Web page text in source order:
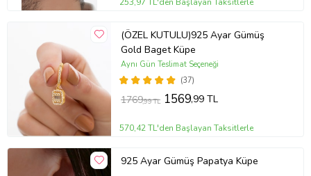
(ÖZEL KUTULU)925 Ayar Gümüş
Gold Baget Küpe
(37)
Aynı Gün Teslimat Seçeneği
1769,99 TL 1569,99 TL
570,42 TL'den Başlayan Taksitlerle
925 Ayar Gümüş Papatya Küpe